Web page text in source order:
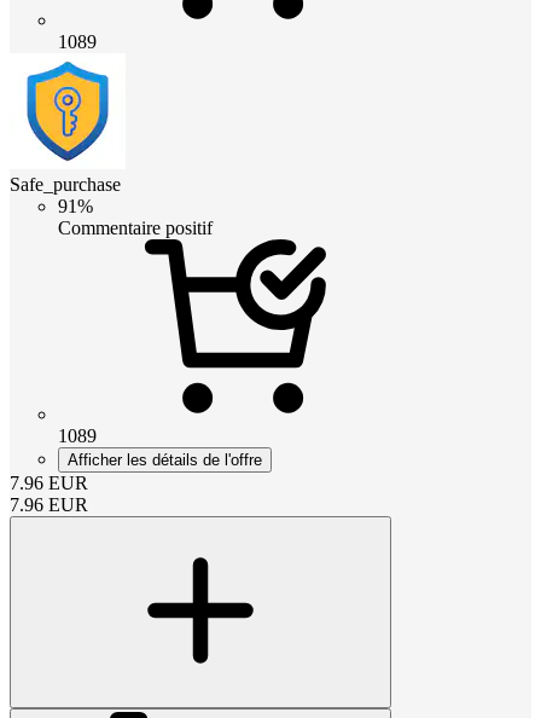
1089
Safe_purchase
91%
Commentaire positif
1089
Afficher les détails de l'offre
7.96 EUR
7.96 EUR